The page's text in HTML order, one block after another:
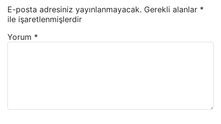
E-posta adresiniz yayınlanmayacak. Gerekli alanlar *
ile işaretlenmişlerdir
Yorum *